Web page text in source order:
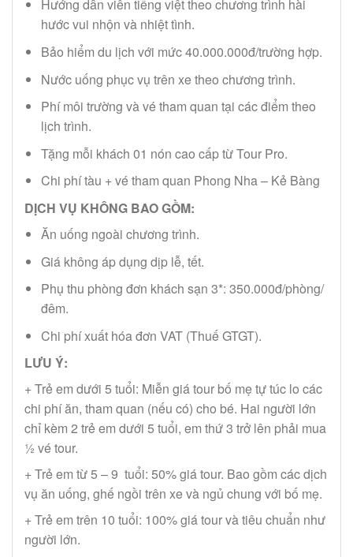
Hướng dẫn viên tiếng việt theo chương trình hài
hước vui nhộn và nhiệt tình.
Bảo hiểm du lịch với mức 40.000.000đ/trường hợp.
Nước uống phục vụ trên xe theo chương trình.
Phí môi trường và vé tham quan tại các điểm theo
lịch trình.
Tặng mỗi khách 01 nón cao cấp từ Tour Pro.
Chi phí tàu + vé tham quan Phong Nha – Kẻ Bàng
DỊCH VỤ KHÔNG BAO GỒM:
Ăn uống ngoài chương trình.
Giá không áp dụng dịp lễ, tết.
Phụ thu phòng đơn khách sạn 3*: 350.000đ/phòng/
đêm.
Chi phí xuất hóa đơn VAT (Thuế GTGT).
LƯU Ý:
+ Trẻ em dưới 5 tuổi: Miễn giá tour bố mẹ tự túc lo các
chi phí ăn, tham quan (nếu có) cho bé. Hai người lớn
chỉ kèm 2 trẻ em dưới 5 tuổi, em thứ 3 trở lên phải mua
1⁄2 vé tour.
+ Trẻ em từ 5 – 9 tuổi: 50% giá tour. Bao gồm các dịch
vụ ăn uống, ghế ngồi trên xe và ngủ chung với bố mẹ.
+ Trẻ em trên 10 tuổi: 100% giá tour và tiêu chuẩn như
người lớn.